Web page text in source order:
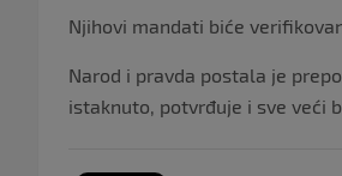
Njihovi mandati biće
Narod i pravda postala je
istaknuto, potvrđuje i sve veći